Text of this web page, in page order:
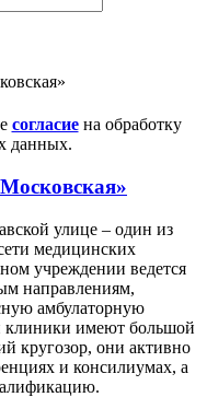
согласиена обработку
данных.
улице – один из
медицинских
учреждении ведется
направлениям,
амбулаторную
имеют большой
кругозор, они активно
и консилиумах, а